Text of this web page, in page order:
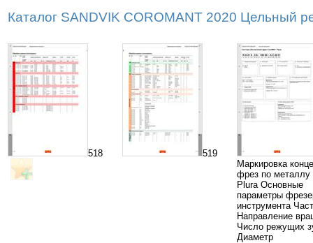
Каталог SANDVIK COROMANT 2020 Цельный
518
519
Маркировка
фрез по металлу
Plura Основные
параметры
инструмента
Направление
Число режущих
Диаметр